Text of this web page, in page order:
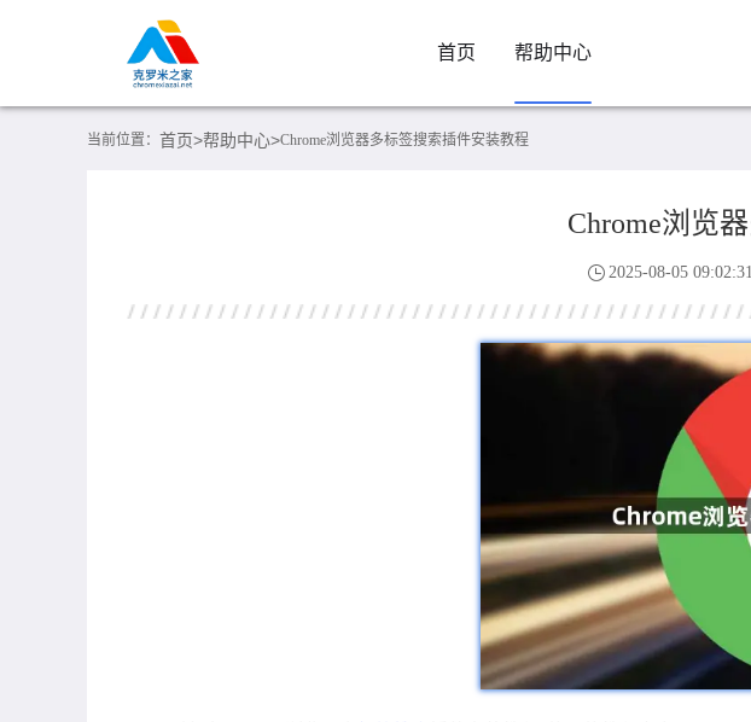
首页 帮助中心
当前位置： 首页>帮助中心>Chrome浏览器多标签搜索插件安装教程
Chrome浏览
2025-08-05 09:02:31